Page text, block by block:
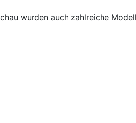
wurden auch zahlreiche